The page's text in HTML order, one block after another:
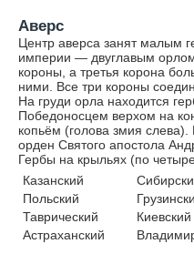
Аверс
Центр аверса занят малым
империи — двуглавым
короны, а третья корона
ними. Все три короны
На груди орла находится
Победоносцем верхом на
копьём (голова змия
орден Святого апостола
Гербы на крыльях (по
Казанский
Польский
Таврический
Астраханский